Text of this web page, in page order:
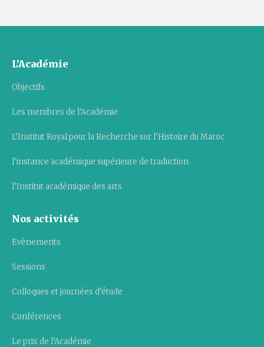
L’Académie
Objectifs
Les membres de l’Académie
L’Institut Royal pour la Recherche sur l’Histoire du Maroc
l’instance académique supérieure de traduction
l’Institut académique des arts
Nos activités
Evènements
Sessions
Colloques et journées d’étude
Conférences
Le prix de l’Académie